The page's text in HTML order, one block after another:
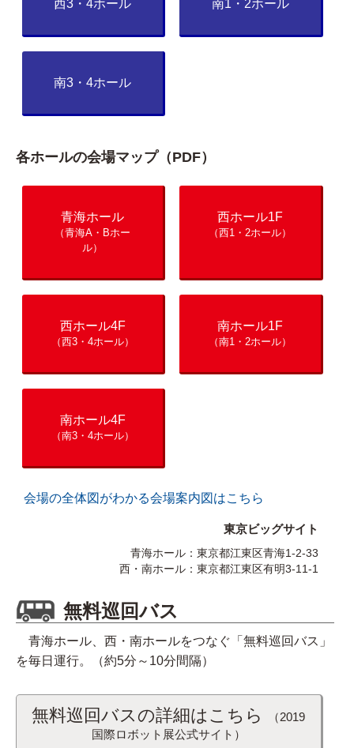
西3・4ホール 南1・2ホール
南3・4ホール
各ホールの会場マップ（PDF）
青海ホール
（青海A・Bホー
ル）
西ホール1F
（西1・2ホール）
西ホール4F
（西3・4ホール）
南ホール1F
（南1・2ホール）
南ホール4F
（南3・4ホール）
会場の全体図がわかる会場案内図はこちら
東京ビッグサイト
青海ホール：東京都江東区青海1-2-33
西・南ホール：東京都江東区有明3-11-1
無料巡回バス
青海ホール、西・南ホールをつなぐ「無料巡回バス」
を毎日運行。（約5分～10分間隔）
無料巡回バスの詳細はこちら
（2019
国際ロボット展公式サイト）